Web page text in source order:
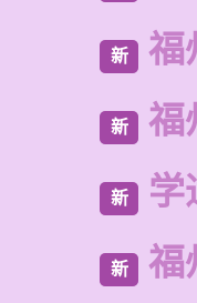
新 福
新 福
新 学
新 福